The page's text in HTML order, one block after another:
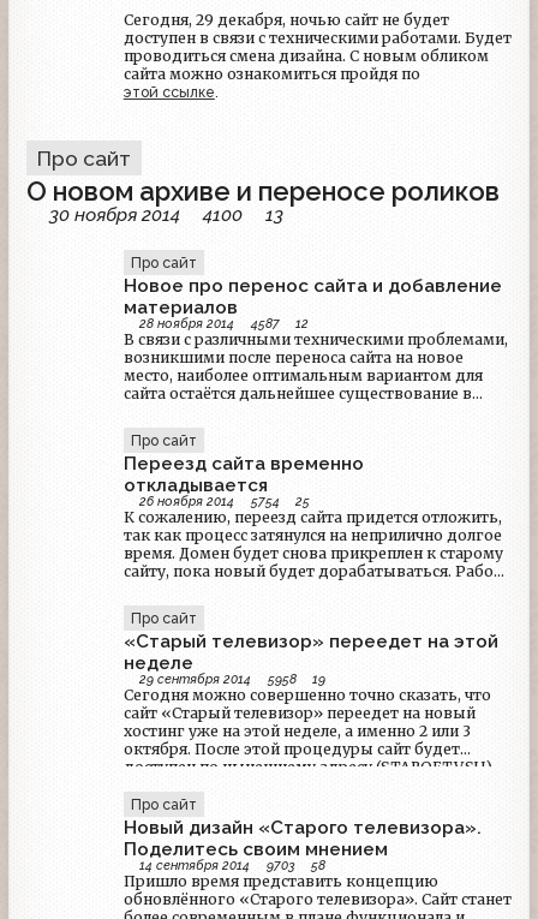
Сегодня, 29 декабря, ночью сайт не будет
доступен в связи с техническими работами. Будет
проводиться смена дизайна. С новым обликом
сайта можно ознакомиться пройдя по
этой ссылке.
Про сайт
О новом архиве и переносе роликов
30 ноября 2014 4100 13
Про сайт
Новое про перенос сайта и добавление
материалов
28 ноября 2014 4587 12
В связи с различными техническими проблемами,
возникшими после переноса сайта на новое
место, наиболее оптимальным вариантом для
сайта остаётся дальнейшее существование в
модернизации, дизайне, переносе роликов с
Я.Видео и архивах сайта. Что пошло не так?В
начале сайт был успешно перенесен на новый
хостинг, а возникшие технические проблемы
постепенно решались, пусть и довольно
медленно.
Про сайт
Переезд сайта временно
откладывается
26 ноября 2014 5754 25
К сожалению, переезд сайта придется отложить,
так как процесс затянулся на неприлично долгое
время. Домен будет снова прикреплен к старому
сайту, пока новый будет дорабатываться. Работа
также будет продолжена.
Про сайт
«Старый телевизор» переедет на этой
неделе
29 сентября 2014 5958 19
Сегодня можно совершенно точно сказать, что
сайт «Старый телевизор» переедет на новый
хостинг уже на этой неделе, а именно 2 или 3
октября. После этой процедуры сайт будет
доступен по нынешнему адресу (STAROETV.SU),
STAROETV.UCOZ.RU.
Про сайт
Новый дизайн «Старого телевизора».
Поделитесь своим мнением
14 сентября 2014 9703 58
Пришло время представить концепцию
обновлённого «Старого телевизора». Сайт станет